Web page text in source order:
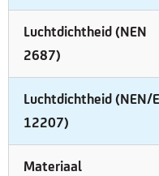
Luchtdichtheid (NEN
2687)
Luchtdichtheid (NEN/
12207)
Materiaal